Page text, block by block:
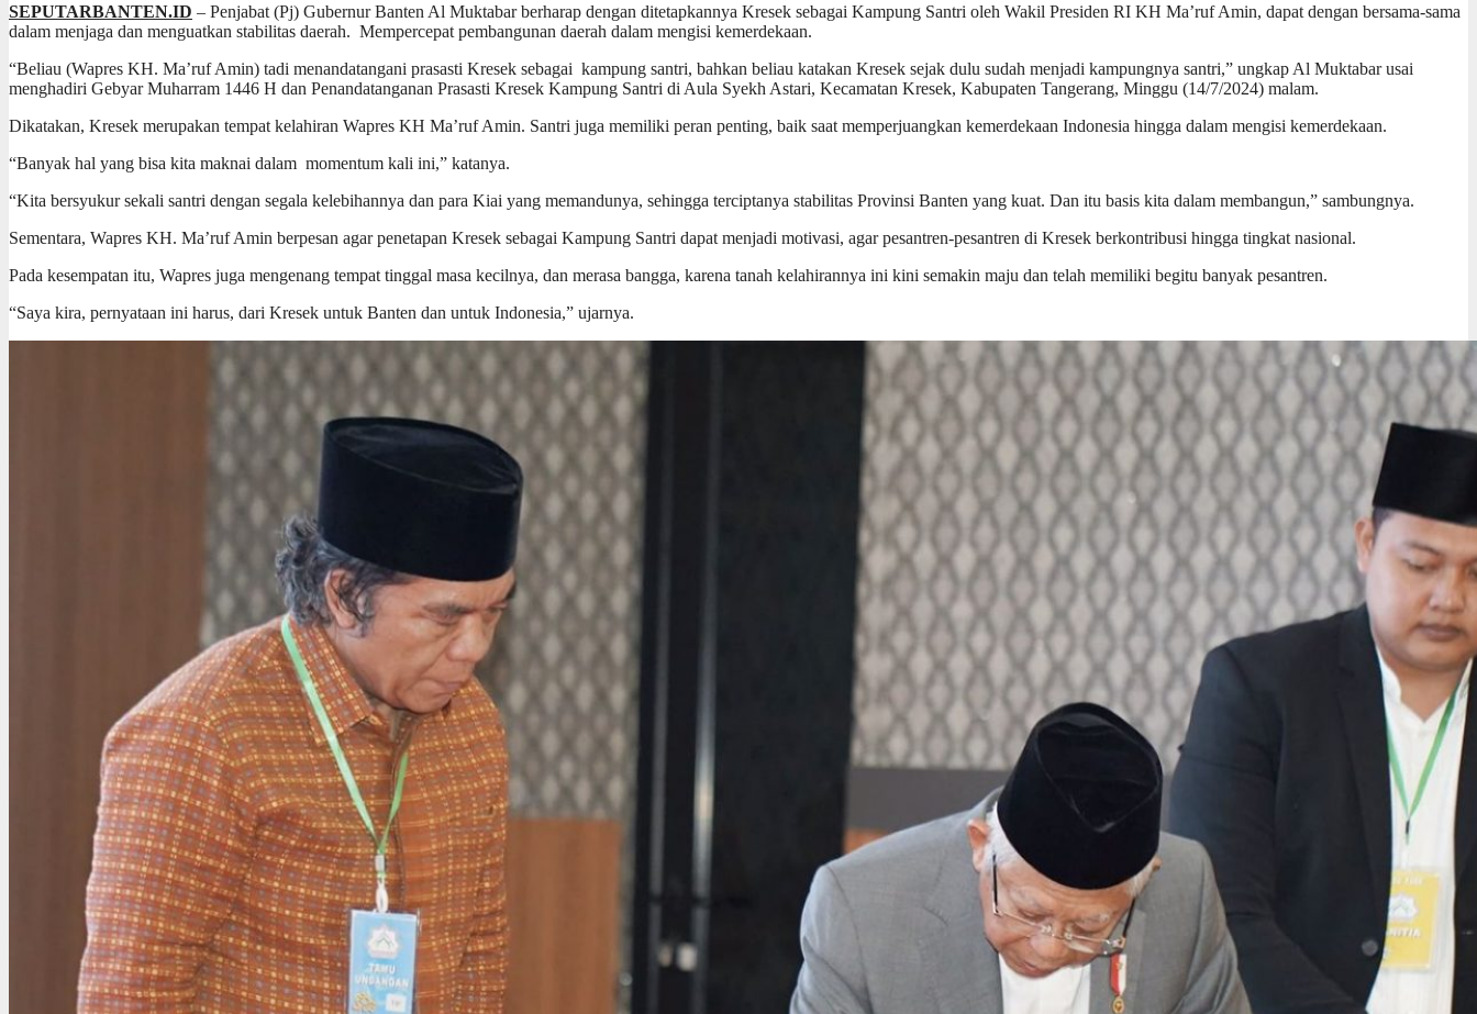
SEPUTARBANTEN.ID – Penjabat (Pj) Gubernur Banten Al Muktabar berharap dengan ditetapkannya Kresek sebagai Kampung Santri oleh Wakil Presiden RI KH Ma’ruf Amin, dapat dengan bersama-sama
dalam menjaga dan menguatkan stabilitas daerah. Mempercepat pembangunan daerah dalam mengisi kemerdekaan.
“Beliau (Wapres KH. Ma’ruf Amin) tadi menandatangani prasasti Kresek sebagai kampung santri, bahkan beliau katakan Kresek sejak dulu sudah menjadi kampungnya santri,” ungkap Al Muktabar usai
menghadiri Gebyar Muharram 1446 H dan Penandatanganan Prasasti Kresek Kampung Santri di Aula Syekh Astari, Kecamatan Kresek, Kabupaten Tangerang, Minggu (14/7/2024) malam.
Dikatakan, Kresek merupakan tempat kelahiran Wapres KH Ma’ruf Amin. Santri juga memiliki peran penting, baik saat memperjuangkan kemerdekaan Indonesia hingga dalam mengisi kemerdekaan.
“Banyak hal yang bisa kita maknai dalam momentum kali ini,” katanya.
“Kita bersyukur sekali santri dengan segala kelebihannya dan para Kiai yang memandunya, sehingga terciptanya stabilitas Provinsi Banten yang kuat. Dan itu basis kita dalam membangun,” sambungnya.
Sementara, Wapres KH. Ma’ruf Amin berpesan agar penetapan Kresek sebagai Kampung Santri dapat menjadi motivasi, agar pesantren-pesantren di Kresek berkontribusi hingga tingkat nasional.
Pada kesempatan itu, Wapres juga mengenang tempat tinggal masa kecilnya, dan merasa bangga, karena tanah kelahirannya ini kini semakin maju dan telah memiliki begitu banyak pesantren.
“Saya kira, pernyataan ini harus, dari Kresek untuk Banten dan untuk Indonesia,” ujarnya.